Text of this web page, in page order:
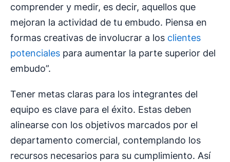
comprender y medir, es decir, aquellos que
mejoran la actividad de tu embudo. Piensa en
formas creativas de involucrar a los clientes
potenciales para aumentar la parte superior del
embudo”.
Tener metas claras para los integrantes del
equipo es clave para el éxito. Estas deben
alinearse con los objetivos marcados por el
departamento comercial, contemplando los
recursos necesarios para su cumplimiento. Así